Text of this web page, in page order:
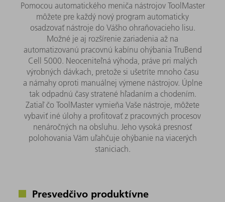
Pomocou automatického meniča nástrojov ToolMaster
môžete pre každý nový program automaticky
osadzovať nástroje do Vášho ohraňovacieho lisu.
Možné je aj rozšírenie zariadenia až na
automatizovanú pracovnú kabínu ohýbania TruBend
Cell 5000. Neoceniteľná výhoda, práve pri malých
výrobných dávkach, pretože si ušetríte mnoho času
a námahy oproti manuálnej výmene nástrojov. Úplne
tak odpadnú časy stratené hľadaním a chodením.
Zatiaľ čo ToolMaster vymieňa Vaše nástroje, môžete
vybaviť iné úlohy a profitovať z pracovných procesov
nenáročných na obsluhu. Jeho vysoká presnosť
polohovania Vám uľahčuje ohýbanie na viacerých
staniciach.
Presvedčivo produktívne